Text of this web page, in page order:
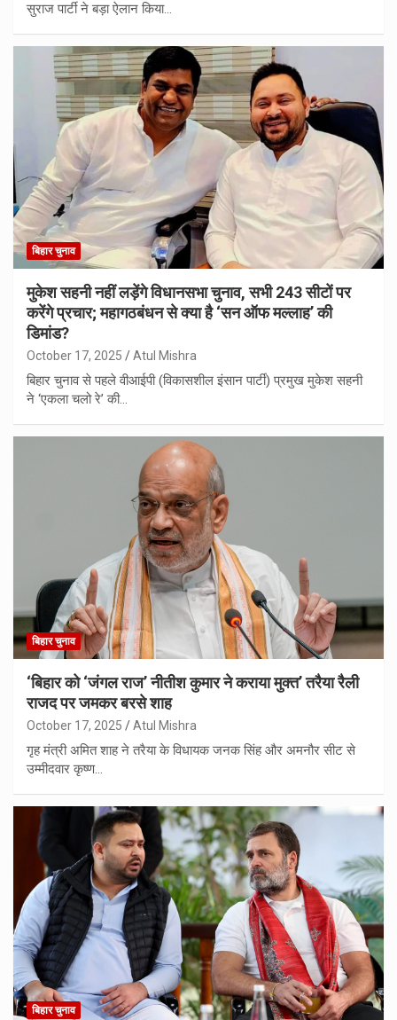
सुराज पार्टी ने बड़ा ऐलान किया…
बिहार चुनाव
मुकेश सहनी नहीं लड़ेंगे विधानसभा चुनाव, सभी 243 सीटों पर
करेंगे प्रचार; महागठबंधन से क्या है ‘सन ऑफ मल्लाह’ की
डिमांड?
October 17, 2025 Atul Mishra
बिहार चुनाव से पहले वीआईपी (विकासशील इंसान पार्टी) प्रमुख मुकेश सहनी
ने ‘एकला चलो रे’ की…
बिहार चुनाव
‘बिहार को ‘जंगल राज’ नीतीश कुमार ने कराया मुक्त’ तरैया रैली
राजद पर जमकर बरसे शाह
October 17, 2025 Atul Mishra
गृह मंत्री अमित शाह ने तरैया के विधायक जनक सिंह और अमनौर सीट से
उम्मीदवार कृष्ण…
बिहार चुनाव